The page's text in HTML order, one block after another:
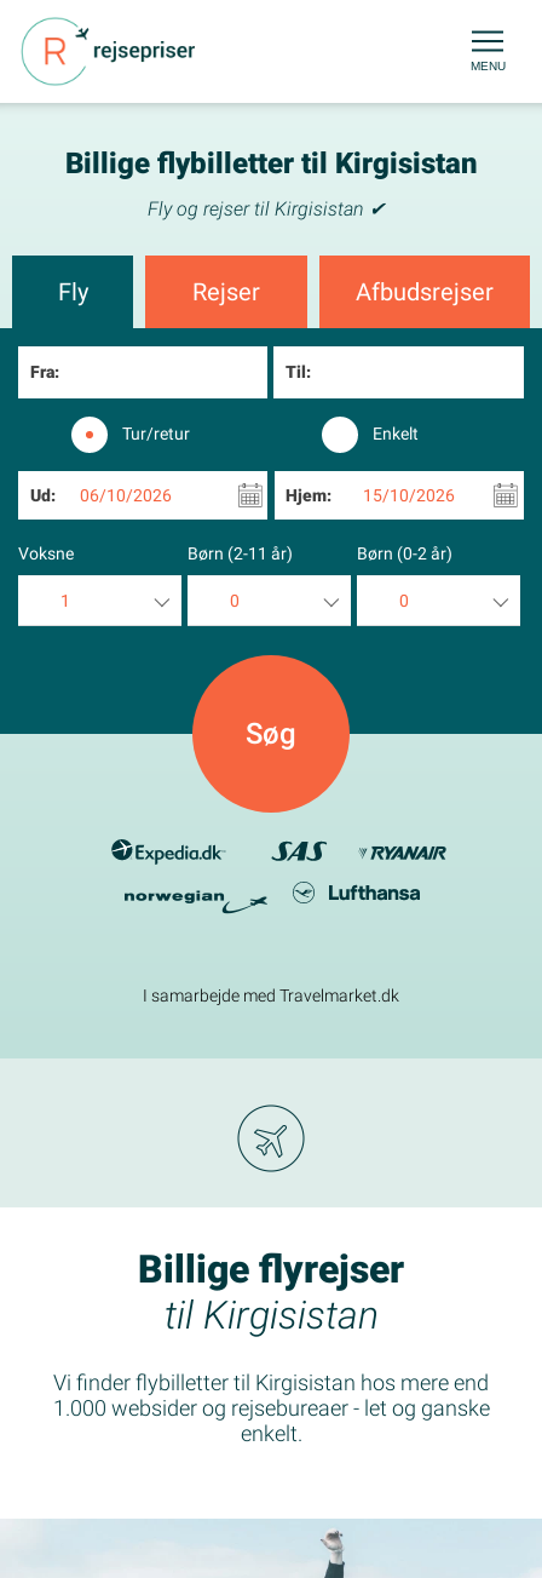
MENU
Billige flybilletter til Kirgisistan
Fly og rejser til Kirgisistan ✔
Fly Rejser Afbudsrejser
Fra: Til:
Tur/retur Enkelt
Ud: 06/10/2026 Hjem: 15/10/2026
Voksne
1
Børn (2-11 år)
0
5
Børn (0-2 år)
0
I samarbejde med Travelmarket.dk
Billige flyrejser
til Kirgisistan
Vi finder flybilletter til Kirgisistan hos mere end
1.000 websider og rejsebureaer - let og ganske
enkelt.